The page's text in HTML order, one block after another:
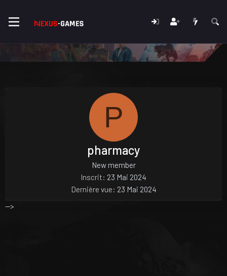
P
pharmacy
New member
Inscrit
23 Mai 2024
Dernière vue
23 Mai 2024
-->